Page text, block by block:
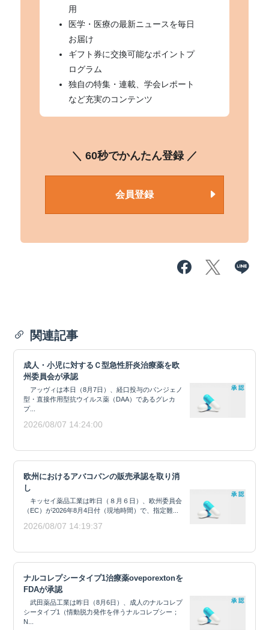
用
医学・医療の最新ニュースを毎日
お届け
ギフト券に交換可能なポイントプ
ログラム
独自の特集・連載、学会レポート
など充実のコンテンツ
＼ 60秒でかんたん登録 ／
会員登録
関連記事
成人・小児に対するＣ型急性肝炎治療薬を欧
州委員会が承認
アッヴィは本日（8月7日）、経口投与のパンジェノ
型・直接作用型抗ウイルス薬（DAA）であるグレカ
プ...
2026/08/07 14:24:00
欧州におけるアバコパンの販売承認を取り消
し
キッセイ薬品工業は昨日（８月６日）、欧州委員会
（EC）が2026年8月4日付（現地時間）で、指定難...
2026/08/07 14:19:37
ナルコレプシータイプ1治療薬oveporextonを
FDAが承認
武田薬品工業は昨日（8月6日）、成人のナルコレプ
シータイプ1（情動脱力発作を伴うナルコレプシー；
N...